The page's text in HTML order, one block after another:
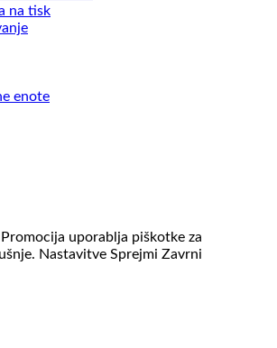
na tisk
enote
uporablja piškotke za
Nastavitve Sprejmi Zavrni